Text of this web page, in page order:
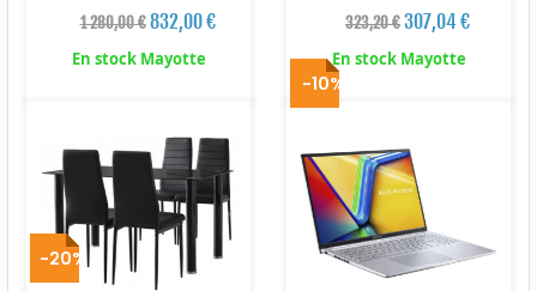
1 280,00 € 832,00 €
En stock Mayotte
323,20 €307,04 €
En stock Mayotte
-10%
-20%